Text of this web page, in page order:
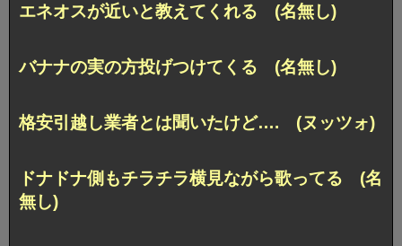
エネオスが近いと教えてくれる (名無し)
バナナの実の方投げつけてくる (名無し)
格安引越し業者とは聞いたけど…. (ヌッツォ)
ドナドナ側もチラチラ横見ながら歌ってる (名
無し)